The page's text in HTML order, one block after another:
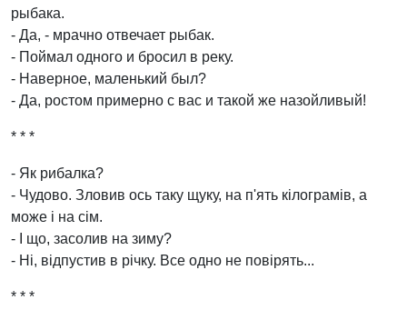
рыбака.
- Да, - мрачно отвечает рыбак.
- Поймал одного и бросил в реку.
- Наверное, маленький был?
- Да, ростом примерно с вас и такой же назойливый!
* * *
- Як рибалка?
- Чудово. Зловив ось таку щуку, на п'ять кілограмів, а
може і на сім.
- І що, засолив на зиму?
- Ні, відпустив в річку. Все одно не повірять...
* * *